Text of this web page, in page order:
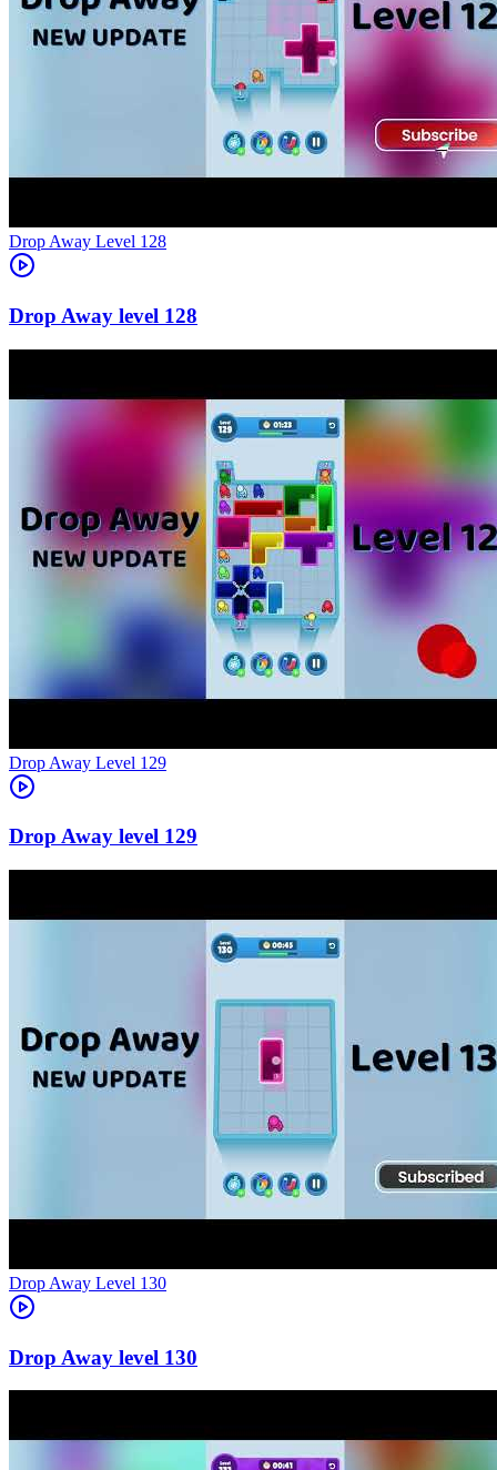
Level 128
128
Level 129
129
Level 130
130